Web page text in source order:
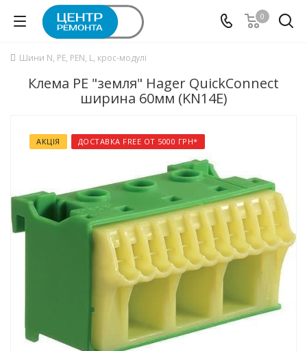
0
Шини N, PE, PEN, L, крос-модулі
Клема РЕ "земля" Hager QuickConnect
ширина 60мм (KN14E)
АКЦІЯ ДОСТАВКА FREE ОТ 5000 ГРН*